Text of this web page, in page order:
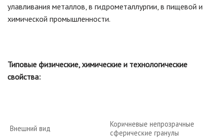
улавливания металлов, в гидрометаллургии, в пищевой и
химической промышленности.
Типовые физические, химические и технологические
свойства:
Внешний вид
Коричневые непрозрачные
сферические гранулы